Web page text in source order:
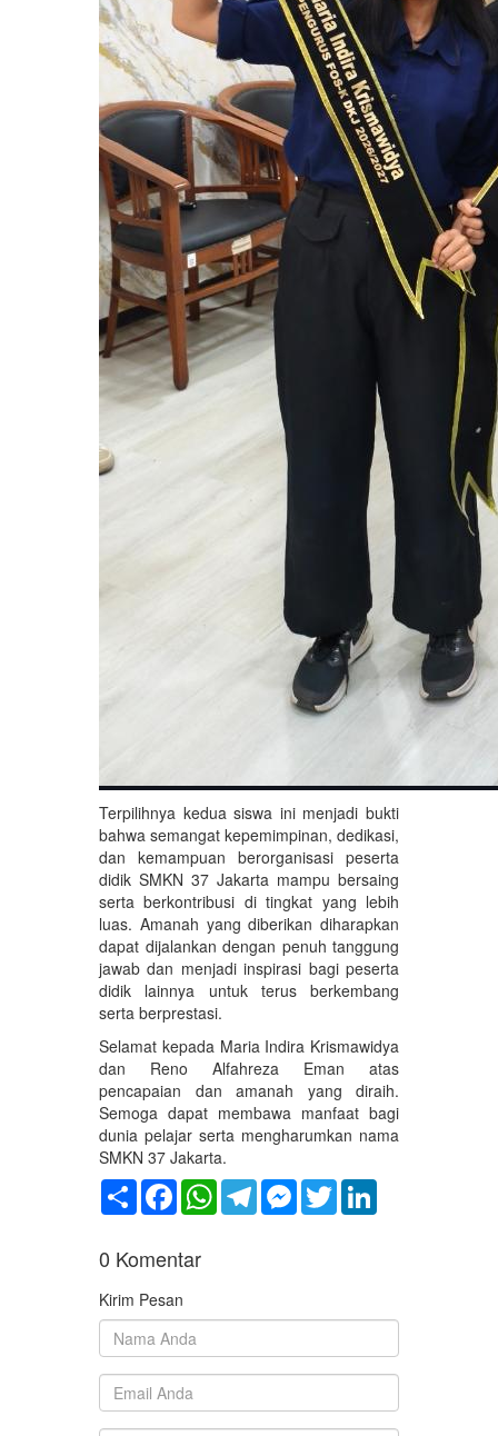
Terpilihnya kedua siswa ini menjadi bukti
bahwa semangat kepemimpinan, dedikasi,
dan kemampuan berorganisasi peserta
didik SMKN 37 Jakarta mampu bersaing
serta berkontribusi di tingkat yang lebih
luas. Amanah yang diberikan diharapkan
dapat dijalankan dengan penuh tanggung
jawab dan menjadi inspirasi bagi peserta
didik lainnya untuk terus berkembang
serta berprestasi.
Selamat kepada Maria Indira Krismawidya
dan Reno Alfahreza Eman atas
pencapaian dan amanah yang diraih.
Semoga dapat membawa manfaat bagi
dunia pelajar serta mengharumkan nama
SMKN 37 Jakarta.
Share FacebookWhatsAppTelegramMessenger
Twitter
0 Komentar
Kirim Pesan